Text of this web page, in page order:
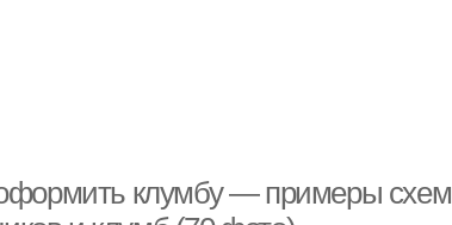
клумбу — примеры схем